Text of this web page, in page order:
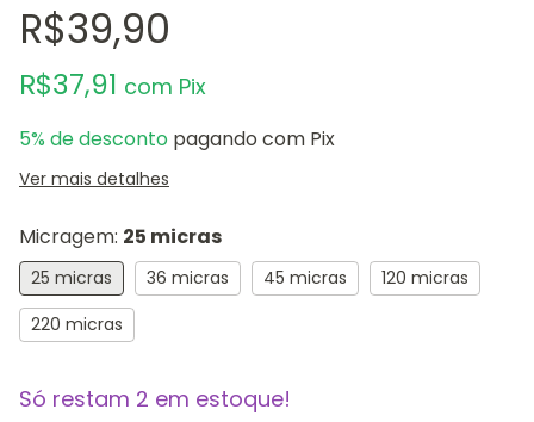
R$39,90
R$37,91 com Pix
5% de desconto pagando com Pix
Ver mais detalhes
Micragem: 25 micras
25 micras 36 micras 45 micras
120 micras
220 micras
Só restam 2 em estoque!